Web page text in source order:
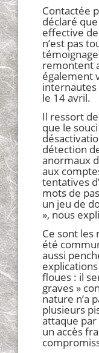
Contactée
déclaré
effective
n’est pas
remontent
également
le 14 avril.
Il ressort
que le
détection
anormaux
aux
tentatives
mots de
un jeu de
», nous
Ce sont
été
aussi
floues : il
graves »
nature n’a
plusieurs
attaque
un accès